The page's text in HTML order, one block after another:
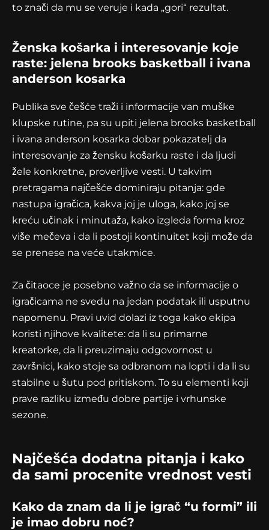
to znači da mu se veruje i kada „gori“ rezultat.
Ženska košarka i interesovanje koje
raste: jelena brooks basketball i ivana
anderson kosarka
Publika sve češće traži i informacije van muške
klupske rutine, pa su upiti jelena brooks basketball
i ivana anderson kosarka dobar pokazatelj da
interesovanje za žensku košarku raste i da ljudi
žele konkretne, proverljive vesti. U takvim
pretragama najčešće dominiraju pitanja: gde
nastupa igračica, kakva joj je uloga, kako joj se
kreću učinak i minutaža, kako izgleda forma kroz
više mečeva i da li postoji kontinuitet koji može da
se prenese na veće utakmice.
Za čitaoce je posebno važno da se informacije o
igračicama ne svedu na jedan podatak ili usputnu
napomenu. Pravi uvid dolazi iz toga kako ekipa
koristi njihove kvalitete: da li su primarne
kreatorke, da li preuzimaju odgovornost u
završnici, kako stoje sa odbranom na lopti i da li su
stabilne u šutu pod pritiskom. To su elementi koji
prave razliku između dobre partije i vrhunske
sezone.
Najčešća dodatna pitanja i kako
da sami procenite vrednost vesti
Kako da znam da li je igrač “u formi” ili
je imao dobru noć?